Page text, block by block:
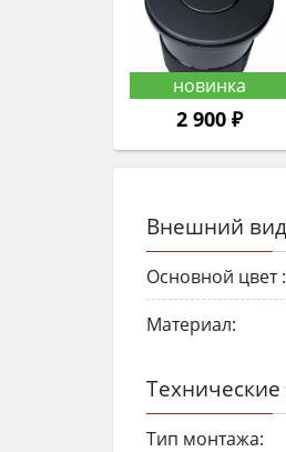
2 900 ₽
Внешний вид
Основной цвет :
Материал:
Технические
Тип монтажа: